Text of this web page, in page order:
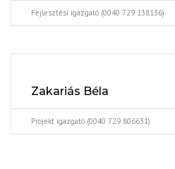
Fejlesztési igazgató (0040 729 138136)
Zakariás Béla
Projekt igazgató (0040 729 806631)